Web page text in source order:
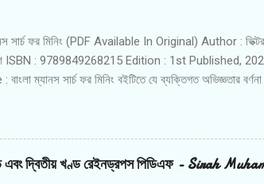
সার্চ ফর মিনিং (PDF Available In Original) Author :
ISBN : 9789849268215 Edition : 1st Published,
ম্যানস সার্চ ফর মিনিং বইটিতে যে ব্যক্তিগত অভিজ্ঞতার বর্ণনা
যে ধরনের ত্রাসের কথা আগেও অনেকবার বিভিন্ন রচনায় উঠে
লেখা। অর্থাৎ এখানে একটি প্রশ্নের উত্তর দেয়ার চেষ্টা করা হবে
ক্যাম্পে কাটানো লেখকের ৫ বছরের অভিজ্ঞতার ফল বলা যায়। এর
কঠিন পরিস্থিতির মধ্য দিয়ে যায় সেখানকার বন্দিরা। দ্বিতীয়
এবং দ্বিতীয় খণ্ড রেইনড্রপস পিডিএফ - Sirah